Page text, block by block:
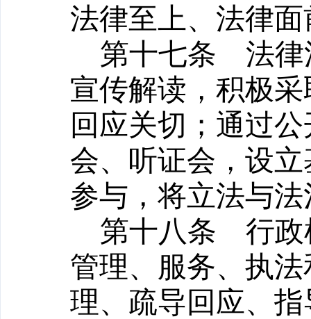
法律至上、法律
第十七条 法律
宣传解读，积极
回应关切；通过
会、听证会，设
参与，将立法与
第十八条 行政
管理、服务、执
理、疏导回应、